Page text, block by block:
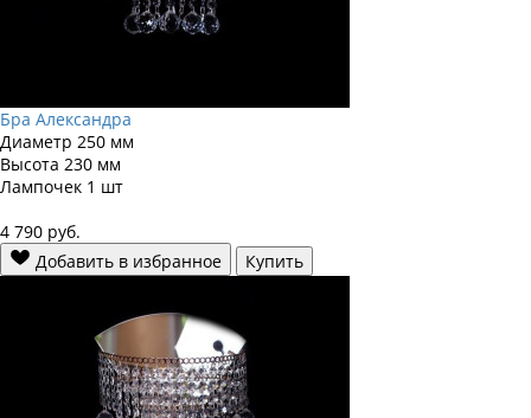
Бра Александра
Диаметр 250 мм
Высота 230 мм
Лампочек 1 шт
4 790 руб.
Добавить в избранное
Купить